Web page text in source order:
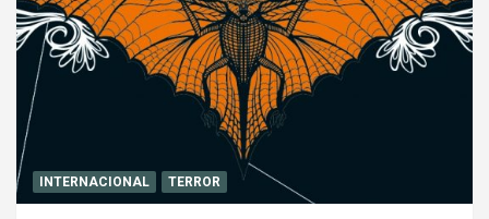
INTERNACIONAL TERROR